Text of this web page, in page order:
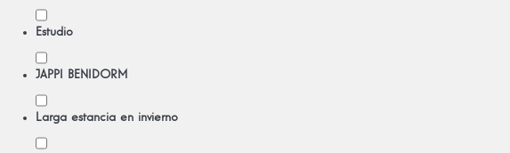
Estudio
JAPPI BENIDORM
Larga estancia en invierno